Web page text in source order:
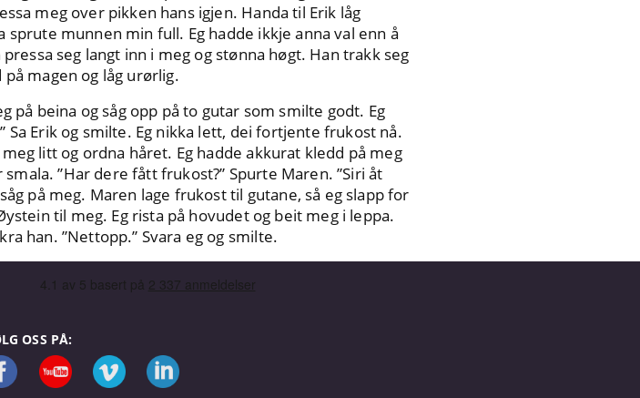
meg over pikken hans igjen. Handa til Erik låg
munnen min full. Eg hadde ikkje anna val enn å
seg langt inn i meg og stønna høgt. Han trakk seg
magen og låg urørlig.
på beina og såg opp på to gutar som smilte godt. Eg
Erik og smilte. Eg nikka lett, dei fortjente frukost nå.
litt og ordna håret. Eg hadde akkurat kledd på meg
”Har dere fått frukost?” Spurte Maren. ”Siri åt
på meg. Maren lage frukost til gutane, så eg slapp for
til meg. Eg rista på hovudet og beit meg i leppa.
han. ”Nettopp.” Svara eg og smilte.
OSS PÅ: